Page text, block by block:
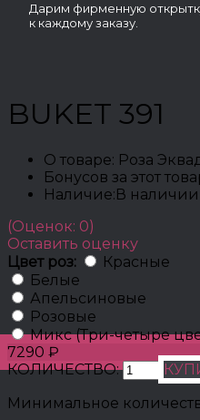
Дарим фирменную
к каждому заказу.
BUKET 391
О товаре: Роза
Бонусов за этот
Наличие:В наличии
(Оценок: 0)
Оставить оценку
Цвет роз:
Красные
Белые
Апельсиновые
Розовые
Микс (Три-четыре
7290 ₽
КОЛИЧЕСТВО:
Минимальное